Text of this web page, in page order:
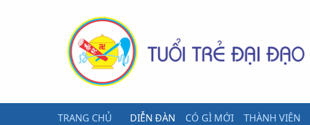
TRANG CHỦ DIỄN ĐÀN CÓ GÌ MỚI THÀNH VIÊN